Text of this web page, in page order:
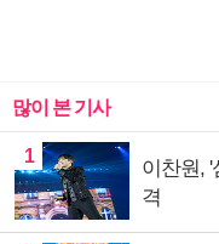
많이 본 기사
1
이찬원,
격